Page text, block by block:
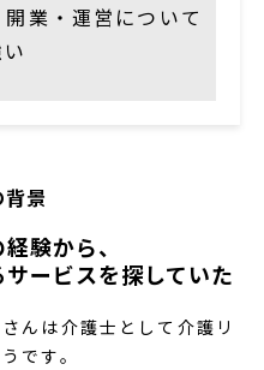
業・運営について
景
験から、
ービスを探していた
んは介護士として介護リ
です。